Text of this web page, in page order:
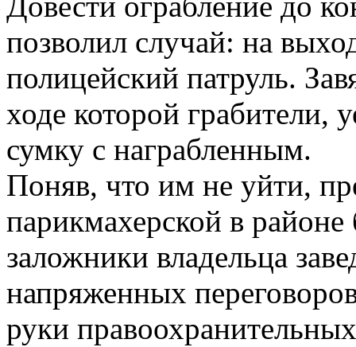
позволил случай: на
полицейский патруль.
ходе которой грабители,
сумку с награбленным.
Поняв, что им не уйти,
парикмахерской в районе
заложники владельца
напряженных
руки